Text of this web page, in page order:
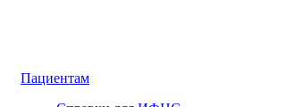
Пациентам